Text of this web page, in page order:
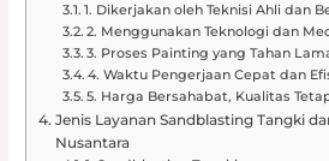
1. Dikerjakan oleh Teknisi Ahli dan
2. Menggunakan Teknologi dan
3. Proses Painting yang Tahan
4. Waktu Pengerjaan Cepat dan
5. Harga Bersahabat, Kualitas
Jenis Layanan Sandblasting Tangki
Nusantara